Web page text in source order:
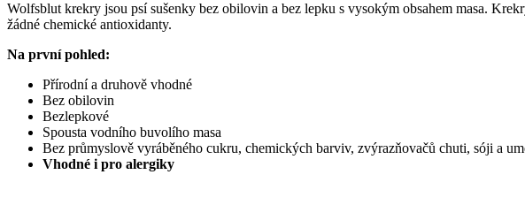
Wolfsblut krekry jsou psí sušenky bez obilovin a bez lepku s vysokým obsahem masa.
žádné chemické antioxidanty.
Na první pohled:
Přírodní a druhově vhodné
Bez obilovin
Bezlepkové
Spousta vodního buvolího masa
Bez průmyslově vyráběného cukru, chemických barviv, zvýrazňovačů chuti, sóji a
Vhodné i pro alergiky